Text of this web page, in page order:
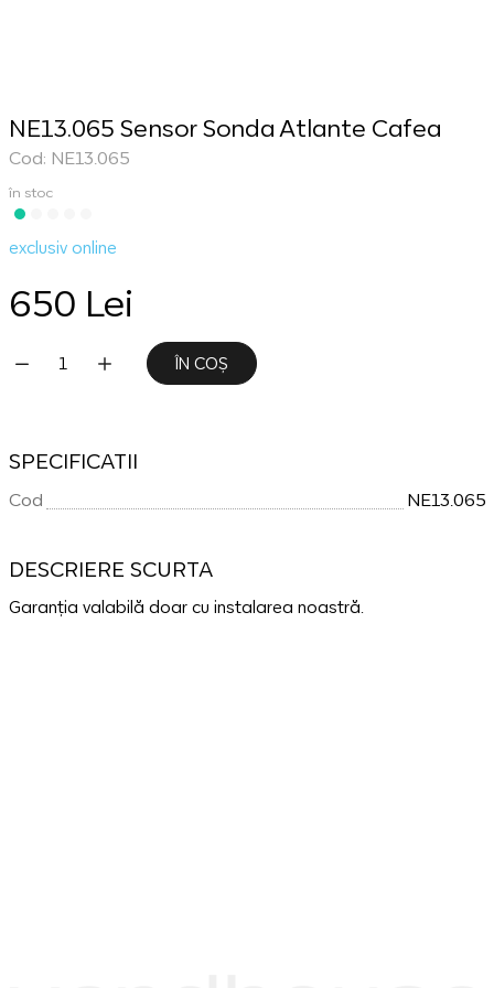
NE13.065 Sensor Sonda Atlante Cafea
Cod: NE13.065
în stoc
exclusiv online
650 Lei
ÎN COȘ
SPECIFICATII
Cod NE13.065
DESCRIERE SCURTA
Garanția valabilă doar cu instalarea noastră.